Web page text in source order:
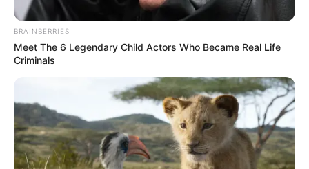
BRAINBERRIES
Meet The 6 Legendary Child Actors Who Became Real Life
Criminals